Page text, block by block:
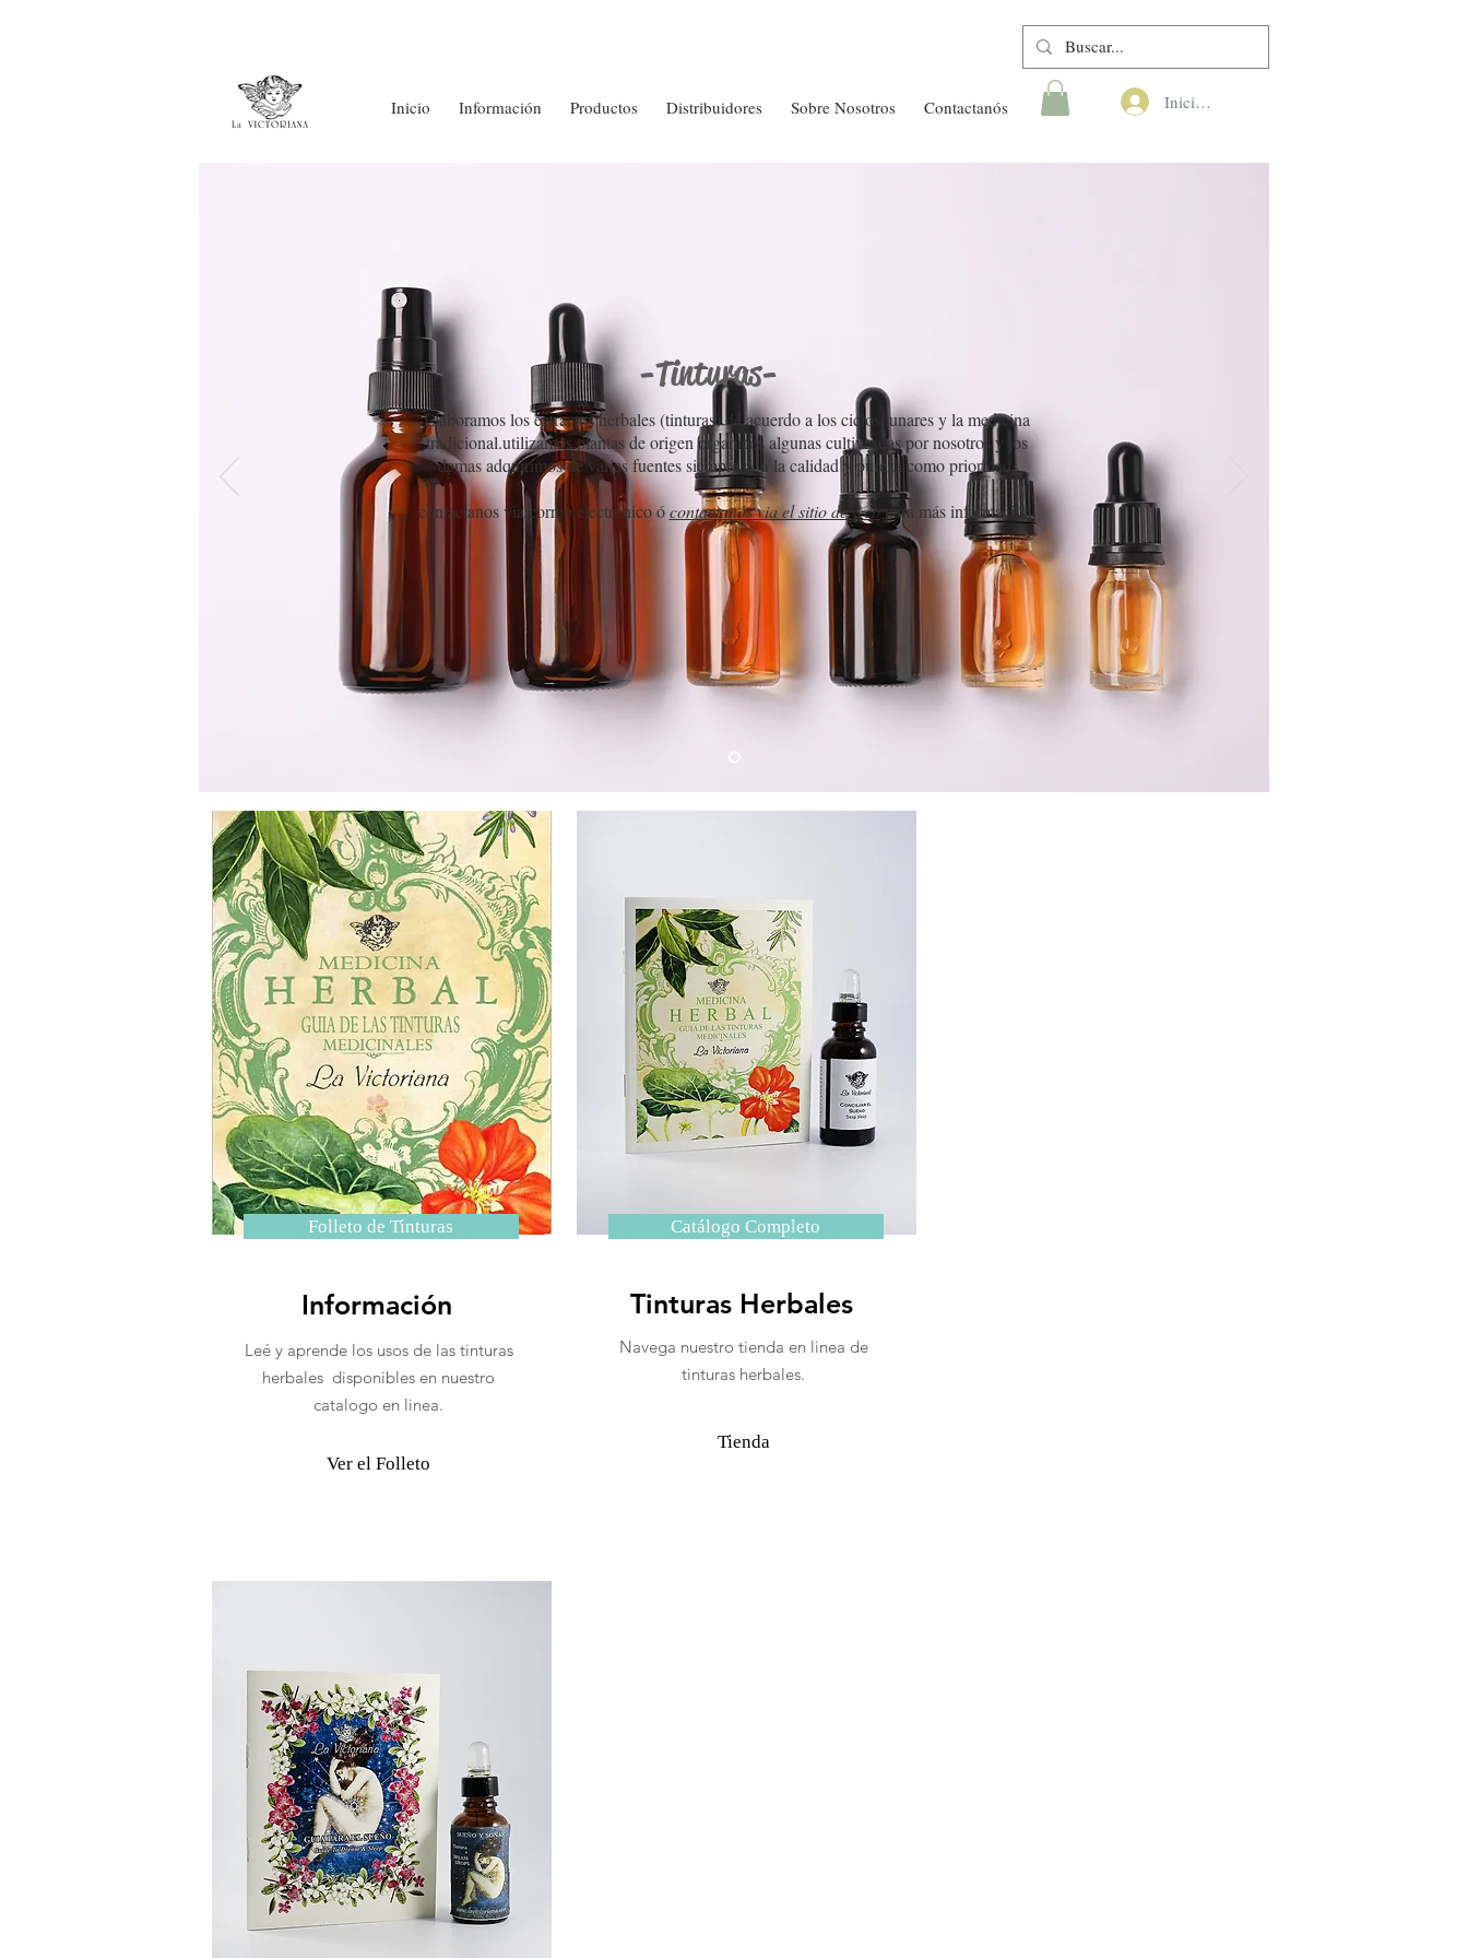
Inicio Información Productos Distribuidores Sobre Nosotros Contactanós Iniciar sesión
-Tinturas-
Elaboramos los extractos herbales (tinturas) de acuerdo a los ciclos lunares y la medicina
tradicional.utilizamos plantas de origen organicos algunas cultivasdas por nosotros y los
demas adquirimos de varias fuentes siempre con la calidad y pureza como prioridad.
contactanos via correo electronico ócontactanós via el sitio de webpara más información.
Folleto de Tinturas
Información
Leé y aprende los usos de las tinturas
herbales disponibles en nuestro
catalogo en linea.
Ver el Folleto
Catálogo Completo
Tinturas Herbales
Navega nuestro tienda en linea de
tinturas herbales.
Tienda